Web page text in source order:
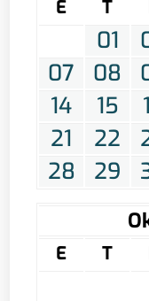
E T
01
07
08
14
15
21
22
28
29
E T